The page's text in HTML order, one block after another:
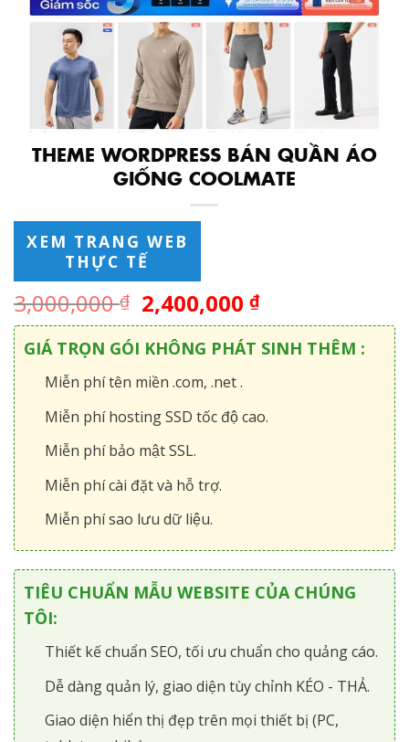
THEME WORDPRESS BÁN QUẦN ÁO
GIỐNG COOLMATE
XEM TRANG WEB
THỰC TẾ
3,000,000₫ 2,400,000₫
GIÁ TRỌN GÓI KHÔNG PHÁT SINH THÊM :
Miễn phí tên miền .com, .net .
Miễn phí hosting SSD tốc độ cao.
Miễn phí bảo mật SSL.
Miễn phí cài đặt và hỗ trợ.
Miễn phí sao lưu dữ liệu.
TIÊU CHUẨN MẪU WEBSITE CỦA CHÚNG
TÔI:
Thiết kế chuẩn SEO, tối ưu chuẩn cho quảng cáo.
Dễ dàng quản lý, giao diện tùy chỉnh KÉO - THẢ.
Giao diện hiển thị đẹp trên mọi thiết bị (PC,